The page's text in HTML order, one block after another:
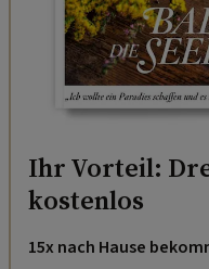
Ihr Vorteil:
kostenlos
15x nach Hause